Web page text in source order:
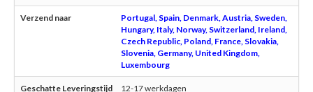
Portugal, Spain, Denmark, Austria, Sweden,
Hungary, Italy, Norway, Switzerland, Ireland,
Czech Republic, Poland, France, Slovakia,
Slovenia, Germany, United Kingdom,
Luxembourg
12-17 werkdagen